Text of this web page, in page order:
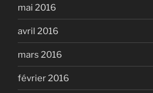
mai 2016
avril 2016
mars 2016
février 2016